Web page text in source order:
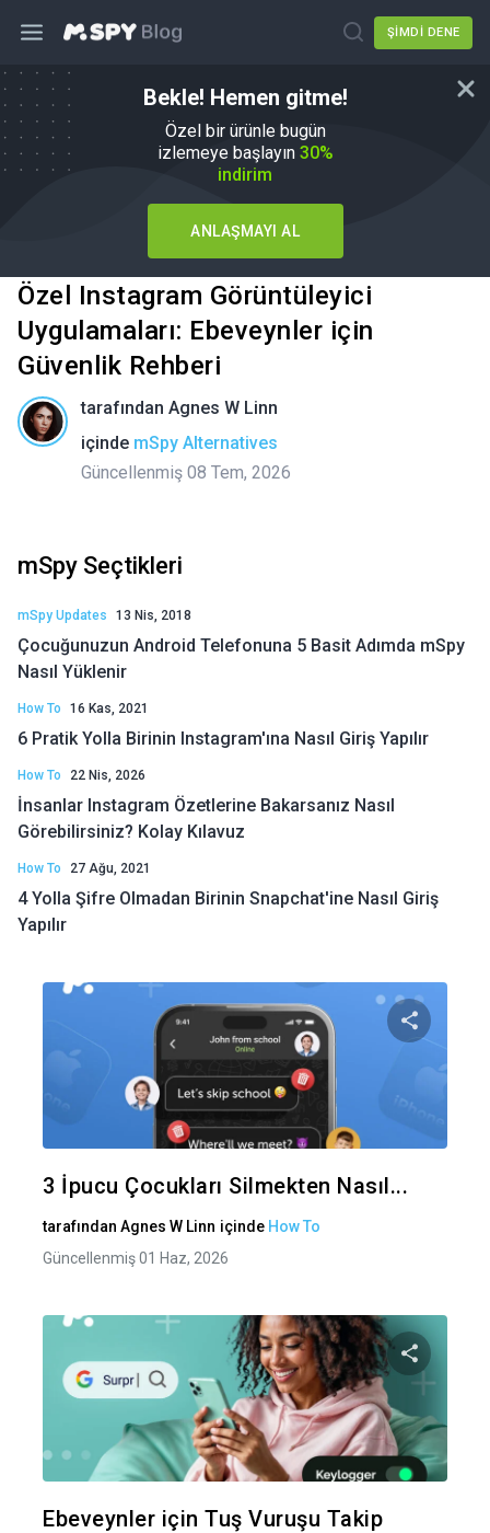
ŞIMDI DENE
Bekle! Hemen gitme!
Özel bir ürünle bugün
izlemeye başlayın 30%
indirim
ANLAŞMAYI AL
Özel Instagram Görüntüleyici
Uygulamaları: Ebeveynler için
Güvenlik Rehberi
tarafından Agnes W Linn
içinde mSpy Alternatives
Güncellenmiş 08 Tem, 2026
mSpy Seçtikleri
mSpy Updates 13 Nis, 2018
Çocuğunuzun Android Telefonuna 5 Basit Adımda mSpy
Nasıl Yüklenir
How To 16 Kas, 2021
6 Pratik Yolla Birinin Instagram'ına Nasıl Giriş Yapılır
How To 22 Nis, 2026
İnsanlar Instagram Özetlerine Bakarsanız Nasıl
Görebilirsiniz? Kolay Kılavuz
How To 27 Ağu, 2021
4 Yolla Şifre Olmadan Birinin Snapchat'ine Nasıl Giriş
Yapılır
Bu
3 İpucu Çocukları Silmekten Nasıl...
tarafından Agnes W Linn içinde How To
Güncellenmiş 01 Haz, 2026
Bu
Ebeveynler için Tuş Vuruşu Takip